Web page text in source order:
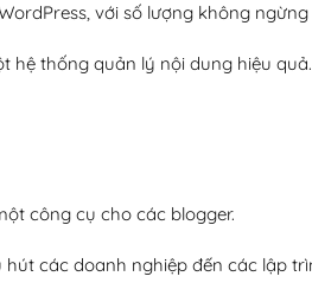
với số lượng không
hệ thống quản lý nội dung hiệu quả.
công cụ cho các blogger.
các doanh nghiệp đến các lập